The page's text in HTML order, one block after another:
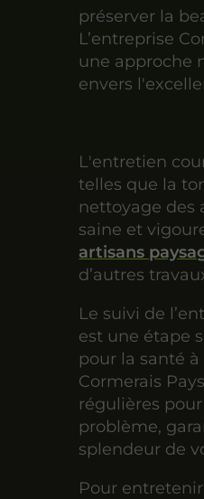
préserver la
L’entreprise
une approche
envers
L'entretien
telles que la
nettoyage des
saine et
artisans
d’autres
Le suivi de
est une étape
pour la santé
Cormerais
régulières
problème,
splendeur de
Pour